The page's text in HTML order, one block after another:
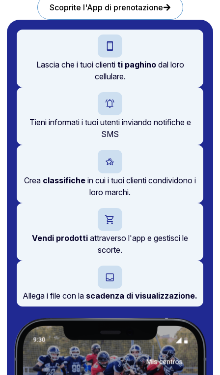
Scoprite l'App di prenotazione
Lascia che i tuoi clienti ti paghinodal loro
cellulare.
Tieni informati i tuoi utenti inviando notifiche e
SMS
Crea classifiche in cui i tuoi clienti condividono i
loro marchi.
Vendi prodotti attraverso l'app e gestisci le
scorte.
Allega i file con la scadenza di visualizzazione.